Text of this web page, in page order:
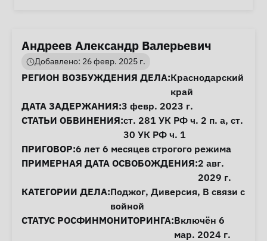
Андреев Александр Валерьевич
Добавлено: 26 февр. 2025 г.
Информация о деле
РЕГИОН ВОЗБУЖДЕНИЯ ДЕЛА:Краснодарский
край
ДАТА ЗАДЕРЖАНИЯ:3 февр. 2023 г.
СТАТЬИ ОБВИНЕНИЯ:ст. 281 УК РФ ч. 2 п. а, ст.
30 УК РФ ч. 1
ПРИГОВОР:6 лет 6 месяцев строгого режима
ПРИМЕРНАЯ ДАТА ОСВОБОЖДЕНИЯ:2 авг.
2029 г.
КАТЕГОРИИ ДЕЛА:Поджог, Диверсия, В связи с
войной
СТАТУС РОСФИНМОНИТОРИНГА:Включён 6
мар. 2024 г.